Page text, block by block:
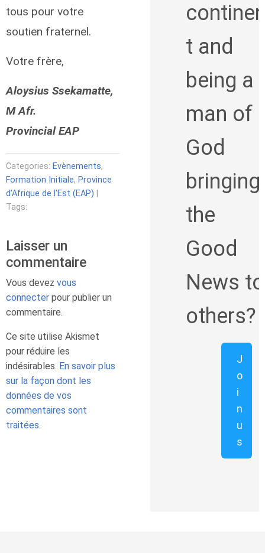
tous pour votre
soutien fraternel.
Votre frère,
Aloysius Ssekamatte,
M Afr.
Provincial EAP
Categories: Evènements,
Formation Initiale, Province
d'Afrique de l'Est (EAP)
Tags:
Laisser un
commentaire
Vous devez vous
connecter pour publier un
commentaire.
Ce site utilise Akismet
pour réduire les
indésirables. En savoir plus
sur la façon dont les
données de vos
commentaires sont
traitées.
t and
being a
man of
God
bringing
the
Good
News to
others?
J
o
i
n
u
s